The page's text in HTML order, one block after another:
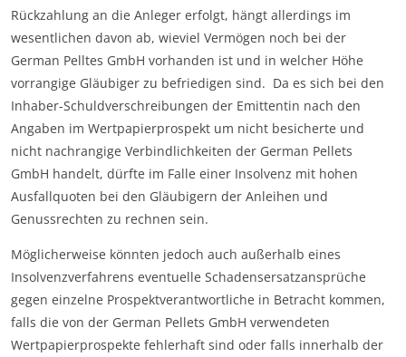
Rückzahlung an die Anleger erfolgt, hängt allerdings im
wesentlichen davon ab, wieviel Vermögen noch bei der
German Pelltes GmbH vorhanden ist und in welcher Höhe
vorrangige Gläubiger zu befriedigen sind. Da es sich bei den
Inhaber-Schuldverschreibungen der Emittentin nach den
Angaben im Wertpapierprospekt um nicht besicherte und
nicht nachrangige Verbindlichkeiten der German Pellets
GmbH handelt, dürfte im Falle einer Insolvenz mit hohen
Ausfallquoten bei den Gläubigern der Anleihen und
Genussrechten zu rechnen sein.
Möglicherweise könnten jedoch auch außerhalb eines
Insolvenzverfahrens eventuelle Schadensersatzansprüche
gegen einzelne Prospektverantwortliche in Betracht kommen,
falls die von der German Pellets GmbH verwendeten
Wertpapierprospekte fehlerhaft sind oder falls innerhalb der